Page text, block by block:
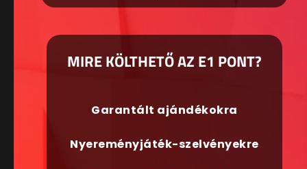
MIRE KÖLTHETŐ AZ E1 PONT?
Garantált ajándékokra
Nyereményjáték-szelvényekre